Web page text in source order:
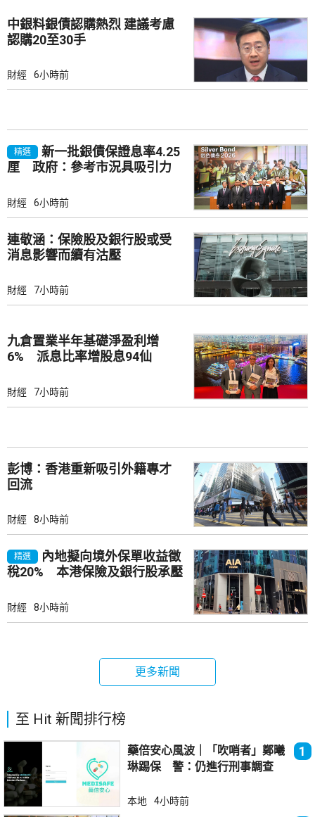
中銀料銀債認購熱烈 建議考慮
認購20至30手
財經 6小時前
精選
新一批銀債保證息率4.25
厘 政府：參考市況具吸引力
財經 6小時前
連敬涵：保險股及銀行股或受
消息影響而續有沽壓
財經 7小時前
九倉置業半年基礎淨盈利增
6% 派息比率增股息94仙
財經 7小時前
彭博：香港重新吸引外籍專才
回流
財經 8小時前
精選
內地擬向境外保單收益徵
稅20% 本港保險及銀行股承壓
財經 8小時前
更多新聞
至 Hit 新聞排行榜
藥倍安心風波｜「吹哨者」鄭曦
琳踢保 警：仍進行刑事調查
1
本地 4小時前